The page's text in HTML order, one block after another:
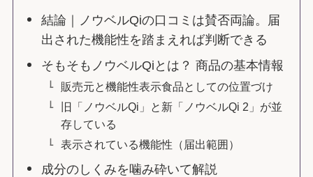
結論｜ノウベルQiの口コミは賛否両論。届
出された機能性を踏まえれば判断できる
そもそもノウベルQiとは？ 商品の基本情報
販売元と機能性表示食品としての位置づけ
旧「ノウベルQi」と新「ノウベルQi 2」が並
存している
表示されている機能性（届出範囲）
成分のしくみを噛み砕いて解説